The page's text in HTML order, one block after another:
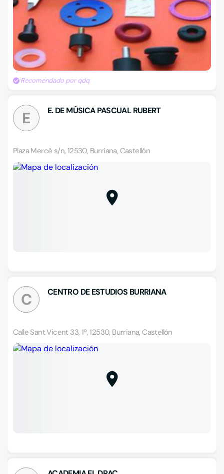
Recomendado por qdq
E E. DE MÚSICA PASCUAL RUBERT
Plaza Mercè s/n, 12530, Burriana, Castellón
C CENTRO DE ESTUDIOS BURRIANA
Calle Sant Vicent 33, 1º, 12530, Burriana, Castellón